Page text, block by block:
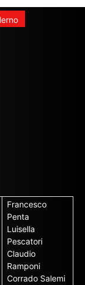
Francesco
Penta
Luisella
Pescatori
Claudio
Ramponi
Corrado Salemi